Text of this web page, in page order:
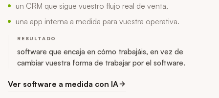
un CRM que sigue vuestro flujo real de venta,
una app interna a medida para vuestra operativa.
RESULTADO
software que encaja en cómo trabajáis, en vez de
cambiar vuestra forma de trabajar por el software.
Ver software a medida con IA